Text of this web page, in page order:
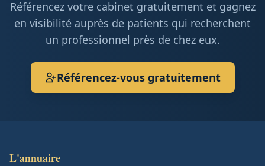
Référencez votre cabinet gratuitement et gagnez
en visibilité auprès de patients qui recherchent
un professionnel près de chez eux.
Référencez-vous gratuitement
L'annuaire